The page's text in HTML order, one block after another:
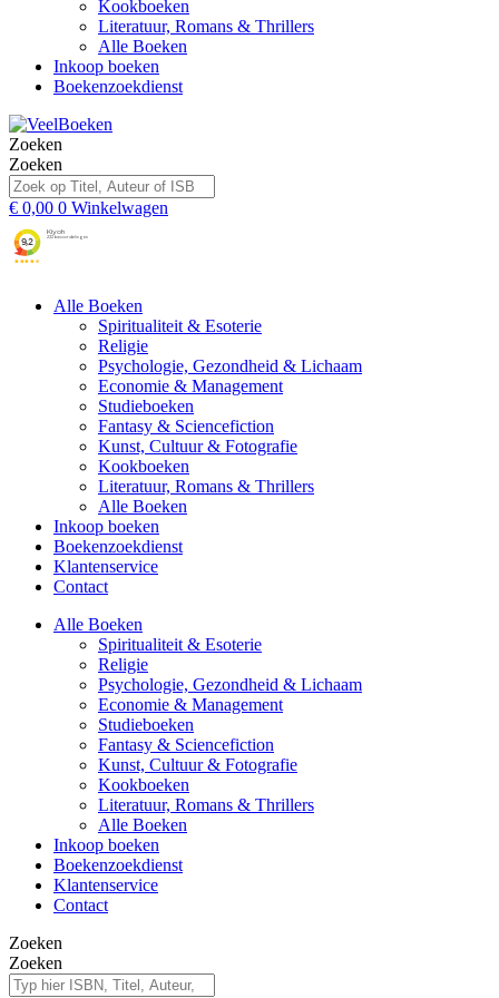
Kookboeken
Literatuur, Romans & Thrillers
Alle Boeken
Inkoop boeken
Boekenzoekdienst
Zoeken
Zoeken
€ 0,00 0 Winkelwagen
Alle Boeken
Spiritualiteit & Esoterie
Religie
Psychologie, Gezondheid & Lichaam
Economie & Management
Studieboeken
Fantasy & Sciencefiction
Kunst, Cultuur & Fotografie
Kookboeken
Literatuur, Romans & Thrillers
Alle Boeken
Inkoop boeken
Boekenzoekdienst
Klantenservice
Contact
Alle Boeken
Spiritualiteit & Esoterie
Religie
Psychologie, Gezondheid & Lichaam
Economie & Management
Studieboeken
Fantasy & Sciencefiction
Kunst, Cultuur & Fotografie
Kookboeken
Literatuur, Romans & Thrillers
Alle Boeken
Inkoop boeken
Boekenzoekdienst
Klantenservice
Contact
Zoeken
Zoeken